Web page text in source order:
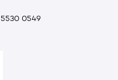
5530 0549